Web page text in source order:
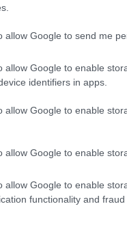
allow Google to send me
allow Google to enable
identifiers in apps.
allow Google to enable
allow Google to enable
allow Google to enable
functionality and
Március 3-án
abszurd
előadást a